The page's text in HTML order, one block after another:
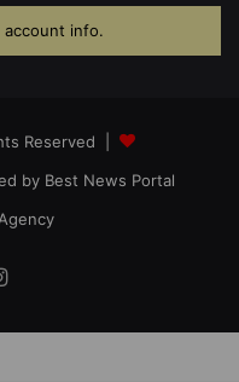
account info.
Reserved |
by Best News Portal
Instagram